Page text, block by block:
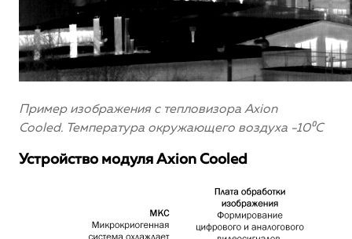
Пример изображения с тепловизора Axion
Cooled. Температура окружающего воздуха -10⁰С
Устройство модуля Axion Cooled